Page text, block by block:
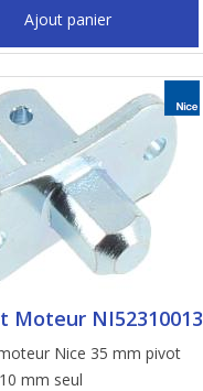
Ajout panier
Moteur NI52310013
Nice 35 mm pivot
mm seul